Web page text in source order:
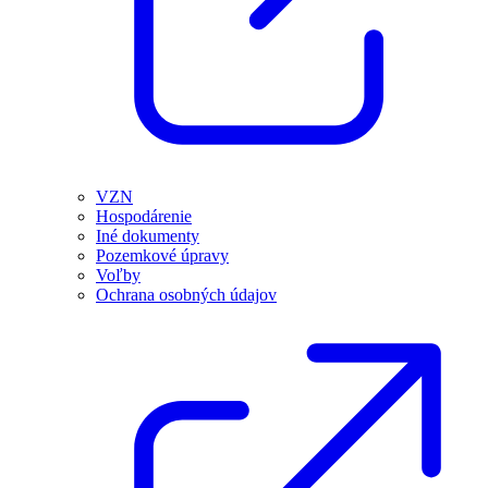
VZN
Hospodárenie
Iné dokumenty
Pozemkové úpravy
Voľby
Ochrana osobných údajov